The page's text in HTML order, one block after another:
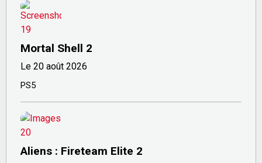
Mortal Shell 2
Le 20 août 2026
PS5
Aliens : Fireteam Elite 2